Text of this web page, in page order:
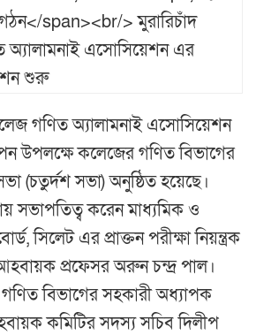
গণিত অ্যালামনাই এসোসিয়েশন
উপলক্ষে কলেজের গণিত বিভাগের
(চতুর্দশ সভা) অনুষ্ঠিত হয়েছে।
সভাপতিত্ব করেন মাধ্যমিক ও
সিলেট এর প্রাক্তন পরীক্ষা নিয়ন্ত্রক
প্রফেসর অরুন চন্দ্র পাল।
বিভাগের সহকারী অধ্যাপক
কমিটির সদস্য সচিব দিলীপ